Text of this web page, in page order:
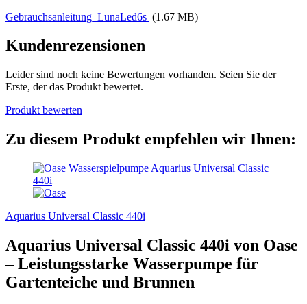
Gebrauchsanleitung_LunaLed6s (1.67 MB)
Kundenrezensionen
Leider sind noch keine Bewertungen vorhanden. Seien Sie der
Erste, der das Produkt bewertet.
Produkt bewerten
Zu diesem Produkt empfehlen wir Ihnen:
Aquarius Universal Classic 440i
Aquarius Universal Classic 440i von Oase
– Leistungsstarke Wasserpumpe für
Gartenteiche und Brunnen